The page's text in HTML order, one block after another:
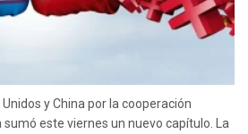
y China por la cooperación
este viernes un nuevo capítulo. La